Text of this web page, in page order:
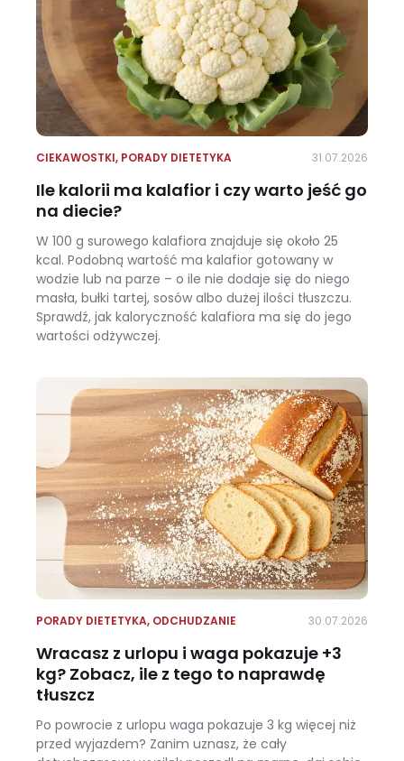
CIEKAWOSTKI, PORADY DIETETYKA 31.07.2026
Ile kalorii ma kalafior i czy warto jeść go
na diecie?
W 100 g surowego kalafiora znajduje się około 25
kcal. Podobną wartość ma kalafior gotowany w
wodzie lub na parze – o ile nie dodaje się do niego
masła, bułki tartej, sosów albo dużej ilości tłuszczu.
Sprawdź, jak kaloryczność kalafiora ma się do jego
wartości odżywczej.
PORADY DIETETYKA, ODCHUDZANIE 30.07.2026
Wracasz z urlopu i waga pokazuje +3
kg? Zobacz, ile z tego to naprawdę
tłuszcz
Po powrocie z urlopu waga pokazuje 3 kg więcej niż
przed wyjazdem? Zanim uznasz, że cały